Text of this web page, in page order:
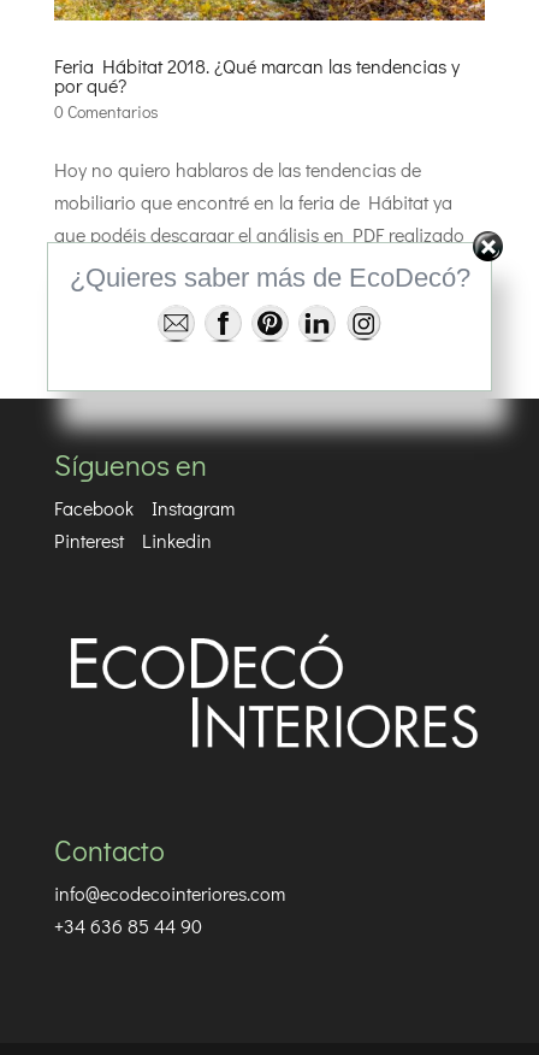
Feria Hábitat 2018. ¿Qué marcan las tendencias y
por qué?
0 Comentarios
Hoy no quiero hablaros de las tendencias de
mobiliario que encontré en la feria de Hábitat ya
que podéis descargar el análisis en PDF realizado
por Pepa Casado D’Amato Apoyo de investigación:
Marian Roselló en la web Tendencias Habitat Si
quiero hablaros del qué...
Síguenos en
Facebook
Instagram
Pinterest
Linkedin
Contacto
info@ecodecointeriores.com
+34 636 85 44 90
¿Quieres saber más de EcoDecó?